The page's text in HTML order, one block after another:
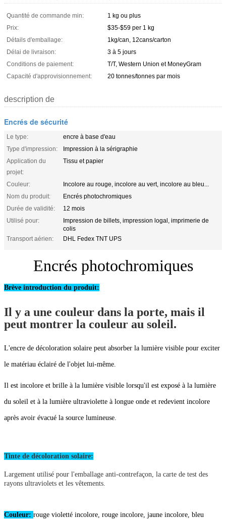
Quantité de commande min:
1 kg ou plus
Prix:
$35-$59 per 1 kg
Détails d'emballage:
1kg/can, 12cans/carton
Délai de livraison:
3 à 5 jours
Conditions de paiement:
T/T, Western Union et MoneyGram
Capacité d'approvisionnement:
20 tonnes/tonnes par mois
description de
Encrés de sécurité
Le type:
encre à base d'eau
Type d'impression:
Impression à la sérigraphie
Application du
projet:
Tissu et papier
Couleur:
Incolore au rouge, incolore au vert, incolore au bleu...
Nom du produit:
Encrés photochromiques
Durée de validité:
12 mois
Utilisé pour:
Impression de billets, impression logal, imprimerie de
colis
Transport aérien:
DHL Fedex TNT UPS
Encrés photochromiques
Brève introduction du produit:
Il y a une couleur dans la porte, mais il
peut montrer la couleur au soleil.
L'encre de décoloration solaire peut absorber la lumière visible pour exciter
le matériau éclairé de l'objet lui-même.
Il est incolore et brille à la lumière visible lorsqu'il est exposé à la lumière
du soleil et à la lumière ultraviolette à longue onde et redevient incolore
après avoir évacué la source lumineuse
Tinte de décoloration solaire:
Largement utilisé pour l'emballage anti-contrefaçon, la carte de test des
rayons ultraviolets et les vêtements.
Couleur: rouge violetté incolore, rouge incolore, jaune incolore, bleu